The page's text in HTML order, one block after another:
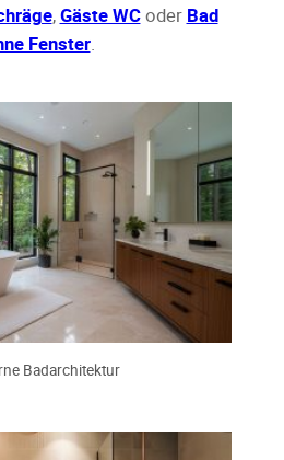
,Gäste WCoder Bad
Fenster.
Badarchitektur